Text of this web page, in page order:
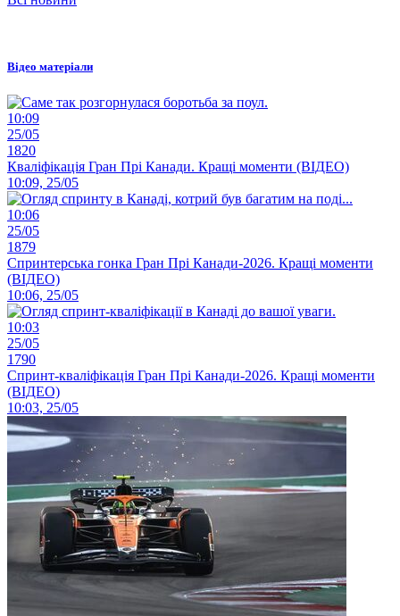
Відео матеріали
10:09
25/05
1820
Кваліфікація Гран Прі Канади. Кращі моменти (ВІДЕО)
10:09, 25/05
10:06
25/05
1879
Спринтерська гонка Гран Прі Канади-2026. Кращі моменти
(ВІДЕО)
10:06, 25/05
10:03
25/05
1790
Спринт-кваліфікація Гран Прі Канади-2026. Кращі моменти
(ВІДЕО)
10:03, 25/05